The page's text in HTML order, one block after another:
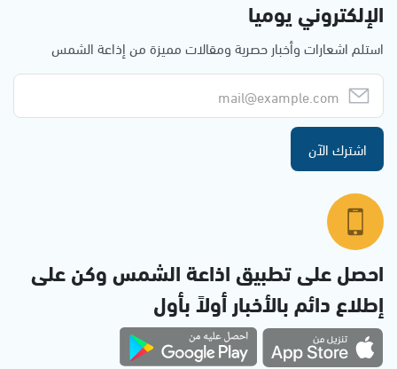
الإلكتروني يوميا
استلم اشعارات وأخبار حصرية ومقالات مميزة من إذاعة الشمس
اشترك الآن
احصل على تطبيق اذاعة الشمس وكن على
إطلاع دائم بالأخبار أولاً بأول